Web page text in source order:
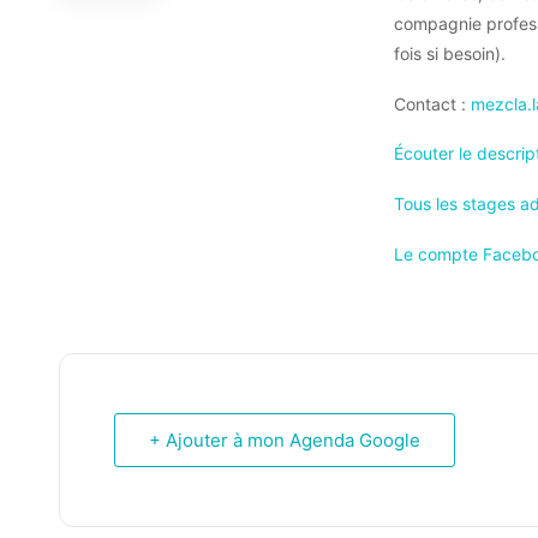
compagnie
fois si besoin).
Contact :
Écouter le
Tous les stages
Le compte
+ Ajouter à mon Agenda Google